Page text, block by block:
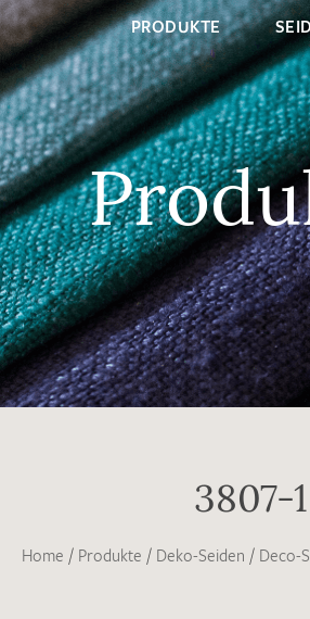
PRODUKTE
3807-1
Home / Produkte / Deko-Seiden / Deco-